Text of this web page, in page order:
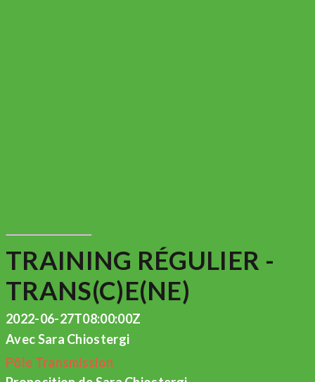
TRAINING RÉGULIER -
TRANS(C)E(NE)
2022-06-27T08:00:00Z
Avec Sara Chiostergi
Pôle Transmission